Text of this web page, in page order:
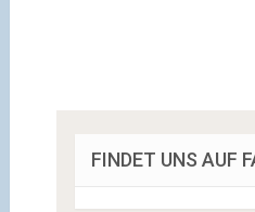
FINDET UNS AUF